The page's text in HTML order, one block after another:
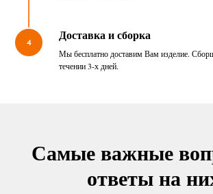
4 Доставка и сборка
Мы бесплатно доставим Вам изделие.
течении 3-х дней.
Самые важные
ответы на